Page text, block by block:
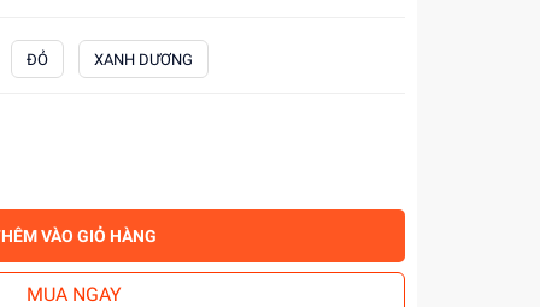
ĐỎ XANH DƯƠNG
VÀO GIỎ HÀNG
MUA NGAY